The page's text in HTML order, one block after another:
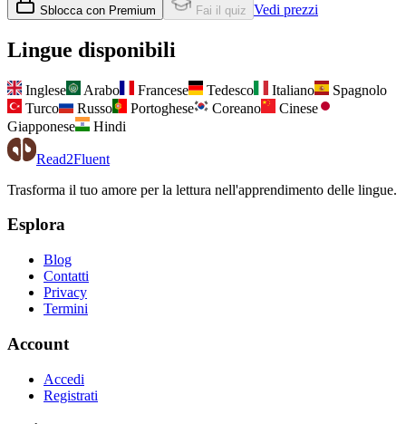
Sblocca con Premium Fai il quiz Vedi prezzi
Lingue disponibili
Inglese Arabo Francese Tedesco Italiano
Spagnolo
Turco
Russo Portoghese Coreano
Cinese
Giapponese
Hindi
Read2Fluent
Trasforma il tuo amore per la lettura nell'apprendimento delle lingue.
Esplora
Blog
Contatti
Privacy
Termini
Account
Accedi
Registrati